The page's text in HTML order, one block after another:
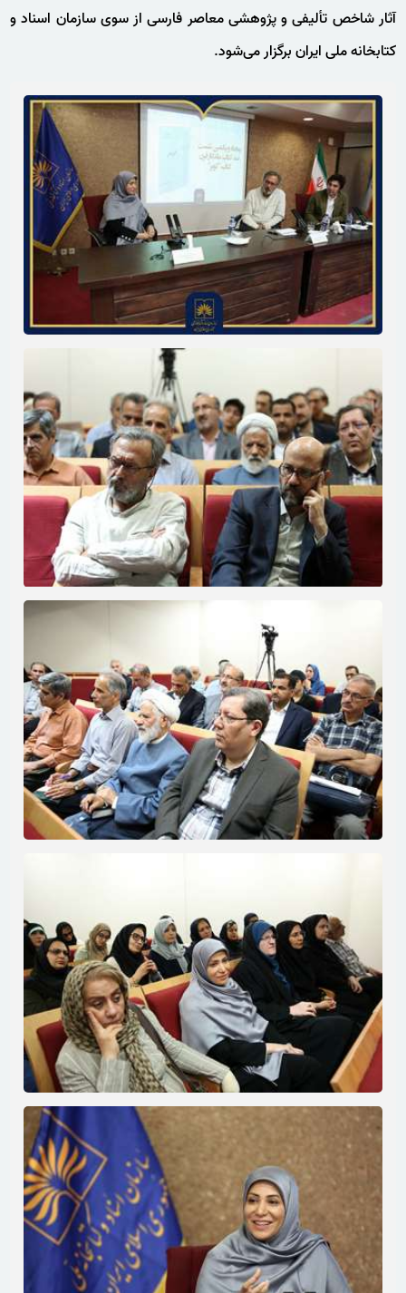
آثار شاخص تألیفی و پژوهشی معاصر فارسی از سوی سازمان اسناد و
کتابخانه ملی ایران برگزار می‌شود.